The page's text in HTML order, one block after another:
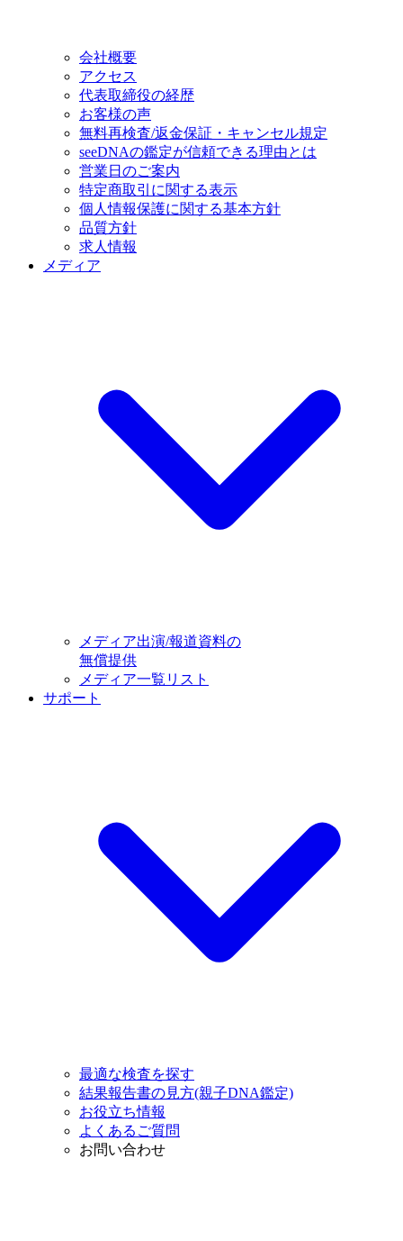
会社概要
アクセス
代表取締役の経歴
お客様の声
無料再検査/返金保証・キャンセル規定
seeDNAの鑑定が信頼できる理由とは
営業日のご案内
特定商取引に関する表示
個人情報保護に関する基本方針
品質方針
求人情報
メディア
メディア出演/報道資料の
無償提供
メディア一覧リスト
サポート
最適な検査を探す
結果報告書の見方(親子DNA鑑定)
お役立ち情報
よくあるご質問
お問い合わせ